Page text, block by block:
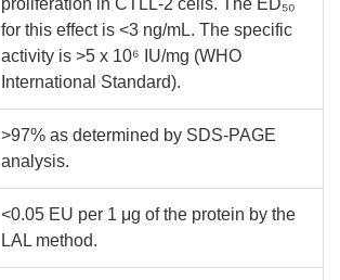
proliferation in CTLL-2 cells. The ED₅₀
for this effect is <3 ng/mL. The specific
activity is >5 x 10⁶ IU/mg (WHO
International Standard).
>97% as determined by SDS-PAGE
analysis.
<0.05 EU per 1 μg of the protein by the
LAL method.